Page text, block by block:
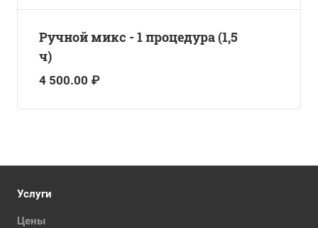
Ручной микс - 1 процедура (1,5
ч)
4 500.00 ₽
Услуги
Цены